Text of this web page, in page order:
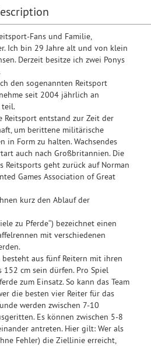
Fans und Familie,
Ich bin 29 Jahre alt und von klein
Derzeit besitze ich zwei Ponys
den sogenannten Reitsport
seit 2004 jährlich an
teil.
Reitsport entstand zur Zeit der
um berittene militärische
in Form zu halten. Wachsendes
auch nach Großbritannien. Die
Reitsports geht zurück auf Norman
Games Association of Great
kurz den Ablauf der
zu Pferde“) bezeichnet einen
mit verschiedenen
besteht aus fünf Reitern mit ihren
152 cm sein dürfen. Pro Spiel
zum Einsatz. So kann das Team
die besten vier Reiter für das
werden zwischen 7-10
Es können zwischen 5-8
antreten. Hier gilt: Wer als
Fehler) die Ziellinie erreicht,